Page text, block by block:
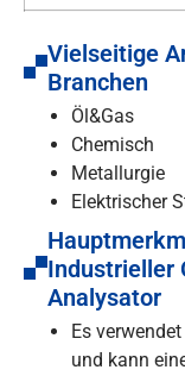
Größe
Gewicht
Vielseitige
Branchen
Öl&Gas
Chemisch
Metallurgie
Elektrischer
Industrieller
Analysator
Es
und kann